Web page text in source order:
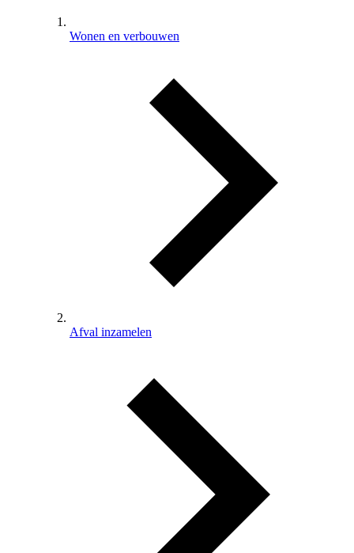
Wonen en verbouwen
Afval inzamelen